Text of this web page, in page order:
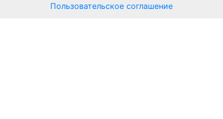
Пользовательское соглашение